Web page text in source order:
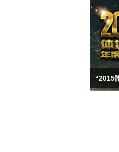
“2015